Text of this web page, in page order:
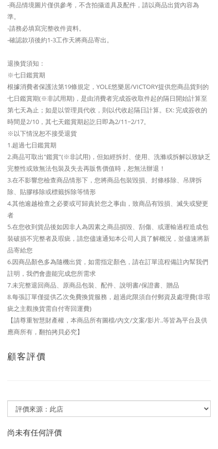
-商品情境圖片僅供參考，不含拍攝道具及配件，請以商品出貨內容為
準。
-請務必填寫完整收件資料。
-確認款項後約1-3工作天將商品寄出。
退換貨須知：
※七日鑑賞期
根據消費者保護法第19條規定，YOLE悠樂居/VICTORY提供您商品貨到的
七日鑑賞期(※非試用期)，是由消費者完成簽收取件起的隔日開始計算至
第七天為止；如是以管理員代收，則以代收起隔日計算。EX: 完成簽收的
時間是2/10，其七天鑑賞期起訖日即為2/11~2/17。
※以下情況恕不接受退貨
1.超過七日鑑賞期
2.商品可取出"鑑賞"(※非試用)，但如經拆封、使用、洗滌或拆解以致缺乏
完整性或致無法包裝及失去再販售價值時，恕無法辦退！
3.在不影響您檢查商品情形下，您將商品包裝毀損、封條移除、吊牌拆
除、貼膠移除或標籤拆除等情形
4.其他逾越檢查之必要或可歸責於您之事由，致商品有毀損、滅失或變更
者
5.在您收到貨品後如因非人為因素之商品損毀、刮傷、或運輸過程造成包
裝破損不完整者及瑕疵，請您儘速通知本公司人員了解概況，並儘速將新
品寄給您
6.因商品顏色多為隨機出貨，如需指定顏色，請在訂單流程備註內幫我們
註明，我們會盡能完成您所需求
7.未完整退回商品、原商品包裝、配件、說明書/保證書、贈品
8.每張訂單僅提供乙次免費換貨服務，超過此限須自付郵資及處理費(非瑕
疵之主觀換貨需自付寄回運費)
【請尊重智慧財產權，本商品所有圖檔/內文/文案/影片..等皆為平台及供
應商所有，翻拍拷貝必究】
顧客評價
尚未有任何評價